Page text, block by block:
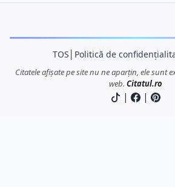
TOS Politică de
Citatele afișate pe site nu ne aparțin, ele sunt
web. Citatul.ro
| |